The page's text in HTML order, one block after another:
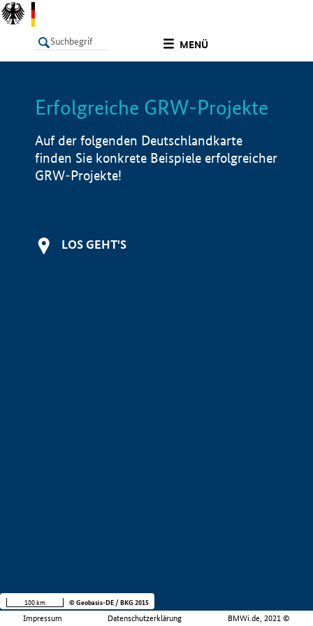
MENÜ
LISTE Info
Erfolgreiche GRW-Projekte
Auf der folgenden Deutschlandkarte
finden Sie konkrete Beispiele erfolgreicher
GRW-Projekte!
LOS GEHT'S
Impressum Datenschutzerklärung BMWi.de, 2021 ©
100 km © Geobasis-DE / BKG 2015